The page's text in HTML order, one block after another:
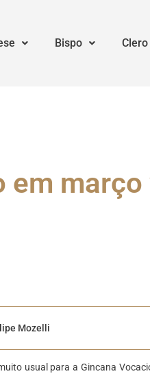
Bispo Clero
em
Mozelli
usual para a Gincana